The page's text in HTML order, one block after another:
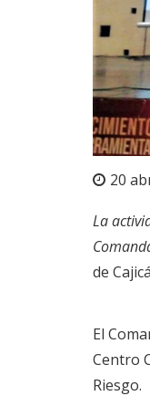
20
La
de
El
Centro
Riesgo.